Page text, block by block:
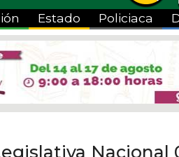
Estado Policiaca
Nacional